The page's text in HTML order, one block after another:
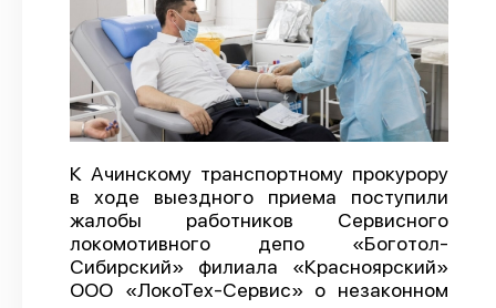
Предложить публикацию
Справочник
API
О проекте
К Ачинскому транспортному прокурору
в ходе выездного приема поступили
жалобы работников Сервисного
локомотивного депо «Боготол-
Сибирский» филиала «Красноярский»
ООО «ЛокоТех-Сервис» о незаконном